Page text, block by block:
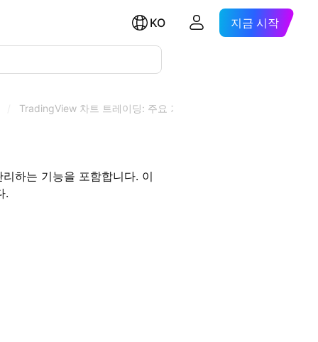
KO 지금 시작
TradingView 차트 트레이딩: 주요 기능 및 장점
하는 기능을 포함합니다. 이
.